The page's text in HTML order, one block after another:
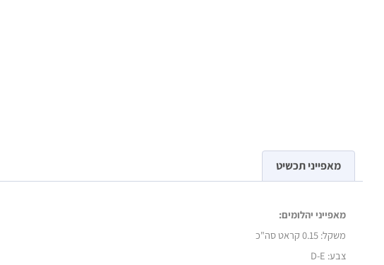
מאפייני תכשיט
מאפייני יהלומים:
משקל: 0.15 קראט סה"כ
צבע: D-E